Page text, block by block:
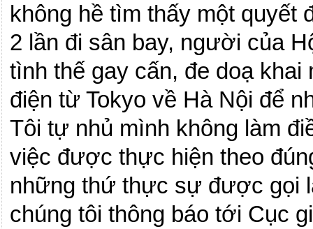
không hề tìm thấy một quyết
2 lần đi sân bay, người của
tình thế gay cấn, đe doạ khai
điện từTokyo về Hà Nội để
Tôi tự nhủ mình không làm
việc được thực hiệntheo
những thứ thực sự được gọi
chúng tôi thông báo tới Cục